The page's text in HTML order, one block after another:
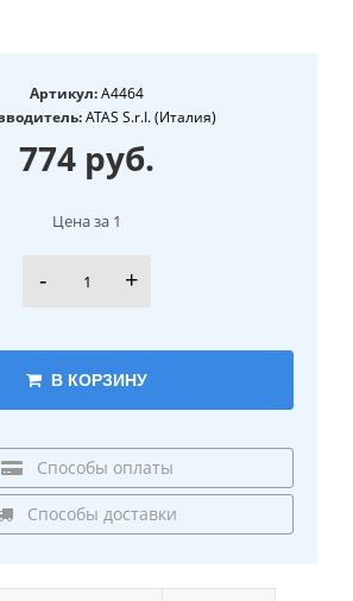
Артикул:A4464
ATAS S.r.I. (Италия)
774 руб.
Цена за 1
- +
В КОРЗИНУ
Способы оплаты
Способы доставки